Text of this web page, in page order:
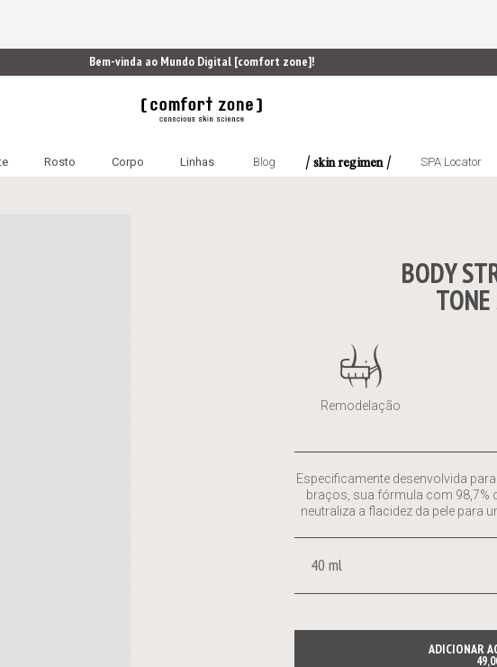
Bem-vinda ao Mundo Digital [comfort zone]!
Rosto Corpo Linhas Blog / skin regimen / SPA Locator
BODY
Remodelação
Especificamente desenvolvida
braços, sua fórmula com 98,7%
neutraliza a flacidez da pele para
ADICIONAR
40 ml